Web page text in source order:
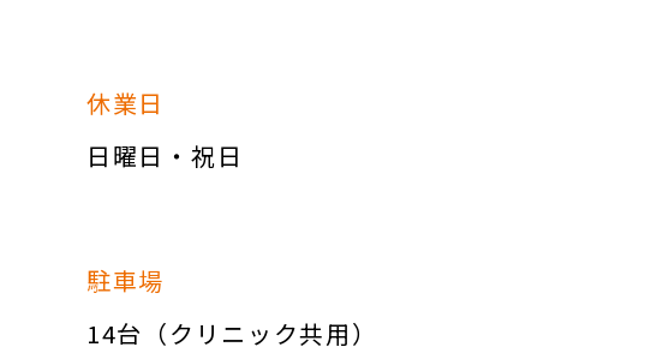
休業日
日曜日・祝日
駐車場
14台（クリニック共用）